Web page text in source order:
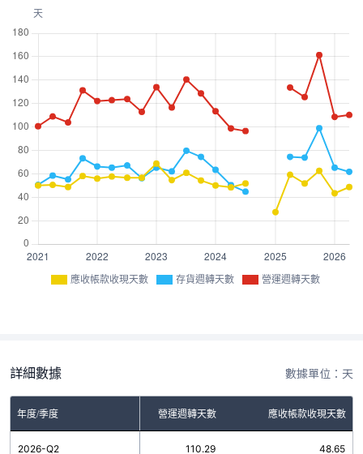
應收帳款收現天數 存貨週轉天數 營運週轉天數
詳細數據 數據單位：天
年度/季度
存貨週轉天數 營運週轉天數 應收帳款收現天數
2026-Q2 110.29 48.65